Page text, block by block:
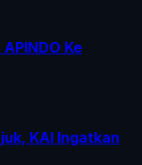
Ke
KAI Ingatkan